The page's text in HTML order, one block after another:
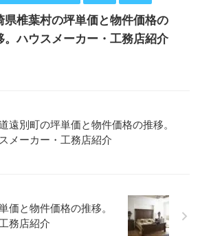
県椎葉村の坪単価と物件価格の
。ハウスメーカー・工務店紹介
遠別町の坪単価と物件価格の推移。
メーカー・工務店紹介
価と物件価格の推移。
務店紹介